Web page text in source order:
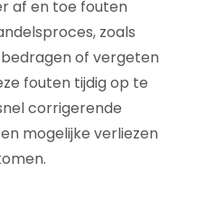
af en toe fouten
zoals
of vergeten
fouten tijdig op te
corrigerende
mogelijke verliezen